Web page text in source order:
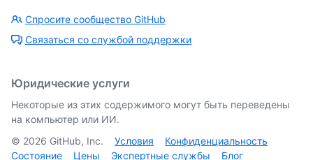
Спросите сообщество GitHub
Связаться со службой поддержки
Юридические услуги
Некоторые из этих содержимого могут быть переведены
на компьютер или ИИ.
© 2026 GitHub, Inc. Условия
Конфиденциальность
Состояние
Цены Экспертные службы Блог